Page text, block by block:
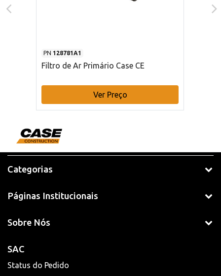
PN 128781A1
Filtro de Ar Primário Case CE
Ver Preço
Categorias
Páginas Institucionais
Sobre Nós
SAC
Status do Pedido